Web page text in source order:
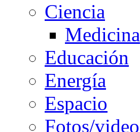
Ciencia
Medicina
Educación
Energía
Espacio
Fotos/video